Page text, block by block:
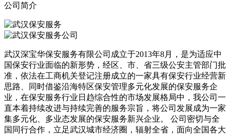
公司简介
武汉深宝华保安服务有限公司成立于2013年8月，是为适应中
国保安行业面临的新形势，经区、市、省三级公安主管部门批
准，依法在工商机关登记注册成立的一家具有保安行业经营新
思路、同时借鉴沿海特区保安管理多元化发展的保安服务企
业，在保安服务行业日趋综合性的市场发展格局中，我公司一
直本着持续改进与持续完善的服务宗旨，将公司发展成为一家
集多元化、多业态发展的保安服务新兴企业。 公司密切与全
国同行合作，立足武汉城市经济圈，辐射全省，面向全国各大